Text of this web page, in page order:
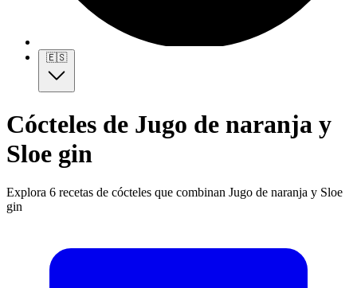
🇪🇸
Cócteles de Jugo de naranja y
Sloe gin
Explora 6 recetas de cócteles que combinan Jugo de naranja y Sloe
gin